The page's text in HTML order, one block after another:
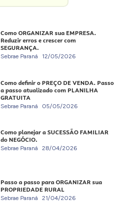
Como ORGANIZAR sua EMPRESA.
Reduzir erros e crescer com
SEGURANÇA.
Sebrae Paraná 12/05/2026
Como definir o PREÇO DE VENDA. Passo
a passo atualizado com PLANILHA
GRATUITA
Sebrae Paraná 05/05/2026
Como planejar a SUCESSÃO FAMILIAR
do NEGÓCIO.
Sebrae Paraná 28/04/2026
Passo a passo para ORGANIZAR sua
PROPRIEDADE RURAL
Sebrae Paraná 21/04/2026